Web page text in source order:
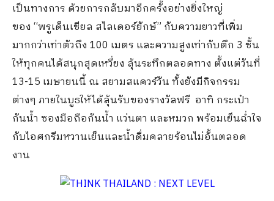
เป็นทางการ ด้วยการกลับมาอีกครั้งอย่างยิ่งใหญ่
ของ “พรูเด็นเชียล สไลเดอร์ยักษ์” กับความยาวที่เพิ่ม
มากกว่าเท่าตัวถึง 100 เมตร และความสูงเท่ากับตึก 3 ชั้น
ให้ทุกคนได้สนุกสุดเหวี่ยง ลุ้นระทึกตลอดทาง ตั้งแต่วันที่
13-15 เมษายนนี้ ณ สยามสแควร์วัน ทั้งยังมีกิจกรรม
ต่างๆ ภายในบูธให้ได้ลุ้นรับของรางวัลฟรี อาทิ กระเป๋า
กันน้ำ ซองมือถือกันน้ำ แว่นตา และหมวก พร้อมเย็นฉ่ำใจ
กับไอศกรีมหวานเย็นและน้ำดื่มคลายร้อนไม่อั้นตลอด
งาน